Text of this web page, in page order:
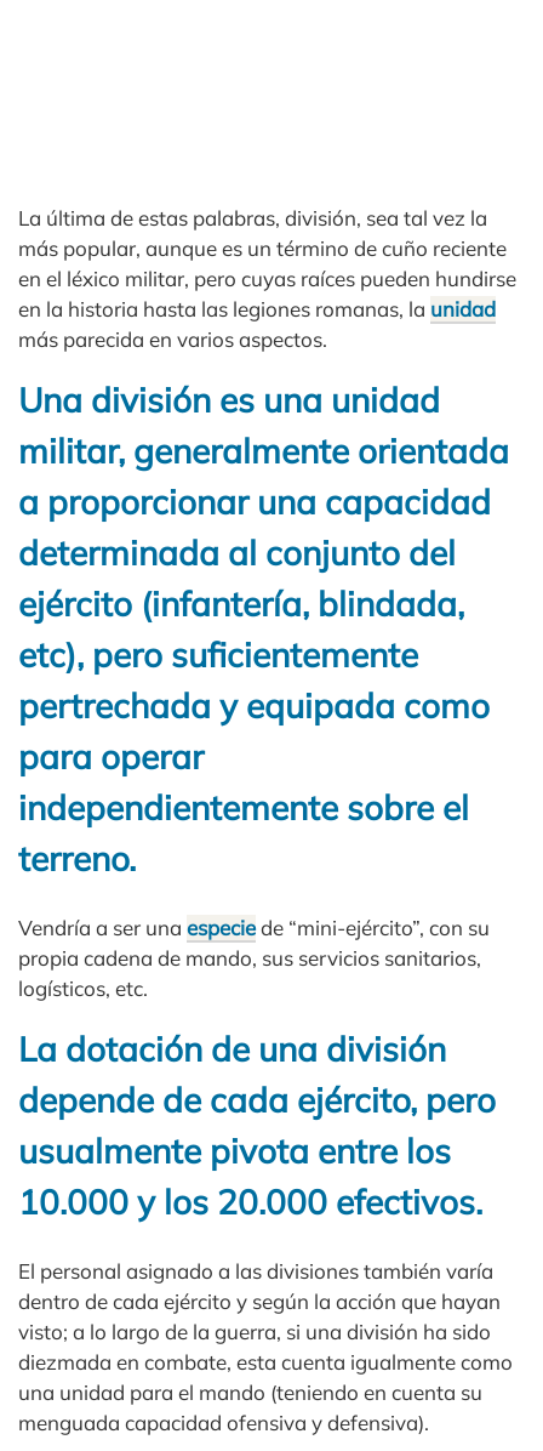
La última de estas palabras, división, sea tal vez la
más popular, aunque es un término de cuño reciente
en el léxico militar, pero cuyas raíces pueden hundirse
en la historia hasta las legiones romanas, la unidad
más parecida en varios aspectos.
Una división es una unidad
militar, generalmente orientada
a proporcionar una capacidad
determinada al conjunto del
ejército (infantería, blindada,
etc), pero suficientemente
pertrechada y equipada como
para operar
independientemente sobre el
terreno.
Vendría a ser una especiede “mini-ejército”, con su
propia cadena de mando, sus servicios sanitarios,
logísticos, etc.
La dotación de una división
depende de cada ejército, pero
usualmente pivota entre los
10.000 y los 20.000 efectivos.
El personal asignado a las divisiones también varía
dentro de cada ejército y según la acción que hayan
visto; a lo largo de la guerra, si una división ha sido
diezmada en combate, esta cuenta igualmente como
una unidad para el mando (teniendo en cuenta su
menguada capacidad ofensiva y defensiva).